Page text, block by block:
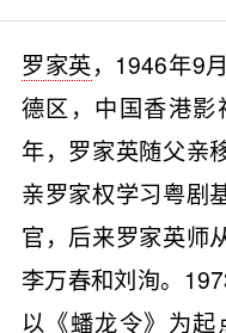
罗家英，1946年9
德区，中国香港
年，罗家英随父亲
亲罗家权学习粤剧
官，后来罗家英师
李万春和刘洵。
以《蟠龙令》为